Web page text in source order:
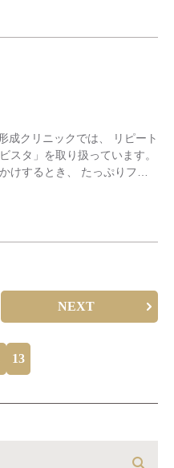
成クリニックでは、 リピート
スタ」を取り扱っています。
けするとき、 たっぷりファ
13
NEXT